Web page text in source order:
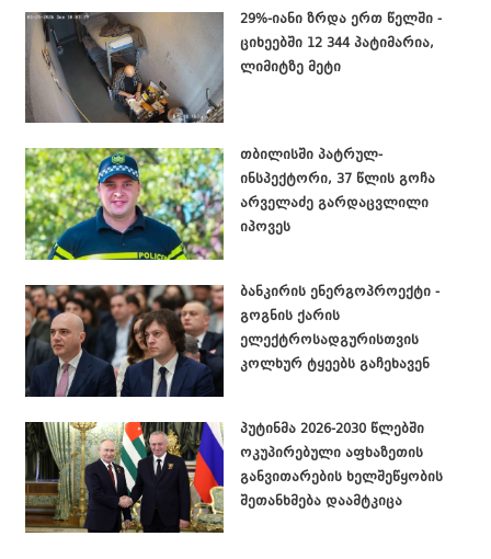
29%-იანი ზრდა ერთ წელში -
ციხეებში 12 344 პატიმარია,
ლიმიტზე მეტი
თბილისში პატრულ-
ინსპექტორი, 37 წლის გოჩა
არველაძე გარდაცვლილი
იპოვეს
ბანკირის ენერგოპროექტი -
გოგნის ქარის
ელექტროსადგურისთვის
კოლხურ ტყეებს გაჩეხავენ
პუტინმა 2026-2030 წლებში
ოკუპირებული აფხაზეთის
განვითარების ხელშეწყობის
შეთანხმება დაამტკიცა